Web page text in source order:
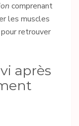
comprenant
les muscles
retrouver
après